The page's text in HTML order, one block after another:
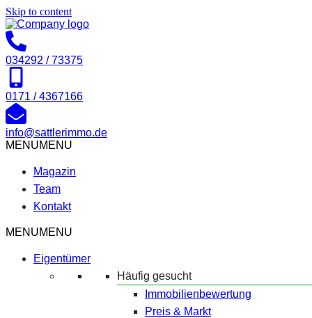
Skip to content
034292 / 73375
0171 / 4367166
info@sattlerimmo.de
MENUMENU
Magazin
Team
Kontakt
MENUMENU
Eigentümer
Häufig gesucht
Immobilienbewertung
Preis & Markt